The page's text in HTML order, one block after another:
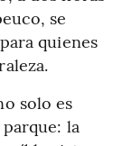
se
quienes
solo es
la